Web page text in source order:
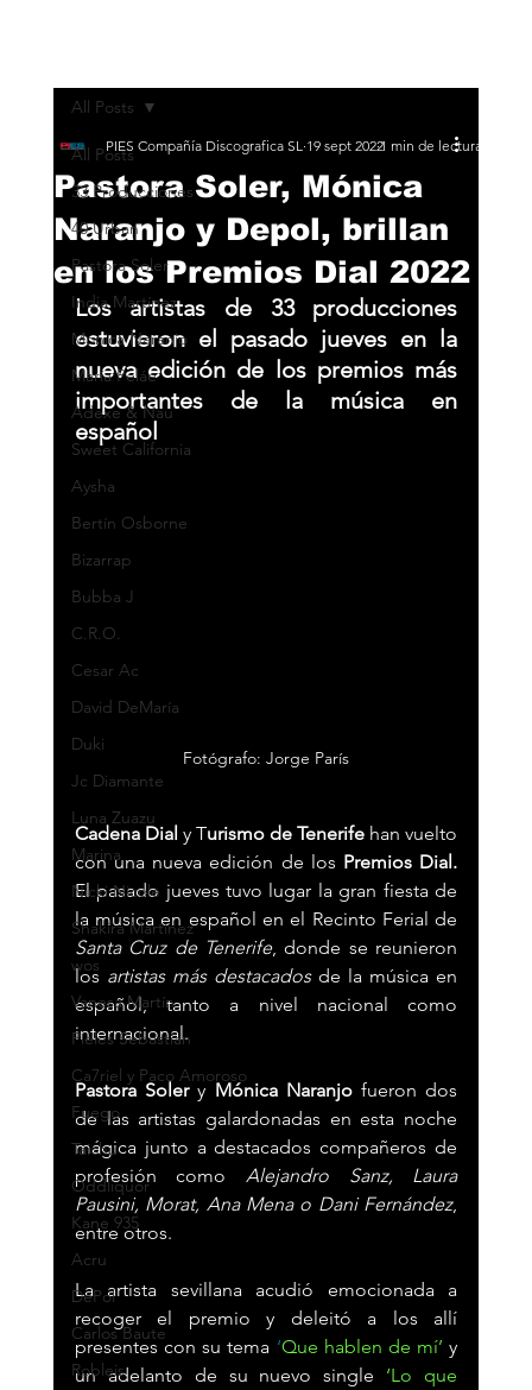
All Posts
33 Producciones
40 Urban
Pastora Soler
India Martínez
Monica Naranjo
María Peláe
Adexe & Nau
Sweet California
Aysha
Bertín Osborne
Bizarrap
Bubba J
C.R.O.
Cesar Ac
David DeMaría
Duki
Jc Diamante
Luna Zuazu
Marina
Nicki Nicole
Shakira Martínez
wos
Vanesa Martín
Pieles Sebastian
Ca7riel y Paco Amoroso
Fuego
Taichu
Oddliquor
Kane 935
Acru
DePol
Carlos Baute
Robleis
All Posts
Pastora Soler, Mónica
Naranjo y Depol, brillan
en los Premios Dial 2022
PIES Compañía Discografica SL 19 sept 20221 min de lectura
Los artistas de 33 producciones
estuvieron el pasado jueves en la
nueva edición de los premios más
importantes de la música en
español
Fotógrafo: Jorge París
Cadena Dial y Turismo de Tenerife han vuelto
con una nueva edición de los Premios Dial.
El pasado jueves tuvo lugar la gran fiesta de
Santa Cruz de Tenerife, donde se reunieron
los artistas más destacados de la música en
español, tanto a nivel nacional como
internacional.
Pastora Soler y Mónica Naranjo fueron dos
de las artistas galardonadas en esta noche
mágica junto a destacados compañeros de
profesión como Alejandro Sanz, Laura
Pausini, Morat, Ana Mena o Dani Fernández,
entre otros.
La artista sevillana acudió emocionada a
recoger el premio y deleitó a los allí
presentes con su tema ‘Que hablen de mí’ y
un adelanto de su nuevo single ‘Lo que